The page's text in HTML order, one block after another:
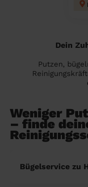
Dein
Putzen,
Weniger
– finde
Bügelservice zu